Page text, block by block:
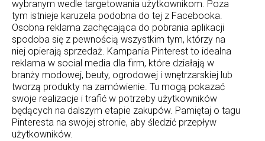
wybranym wedle targetowania użytkownikom. Poza
tym istnieje karuzela podobna do tej z Facebooka.
Osobna reklama zachęcająca do pobrania aplikacji
spodoba się z pewnością wszystkim tym, którzy na
niej opierają sprzedaż. Kampania Pinterest to idealna
reklama w social media dla firm, które działają w
branży modowej, beuty, ogrodowej i wnętrzarskiej lub
tworzą produkty na zamówienie. Tu mogą pokazać
swoje realizacje i trafić w potrzeby użytkowników
będących na dalszym etapie zakupów. Pamiętaj o tagu
Pinteresta na swojej stronie, aby śledzić przepływ
użytkowników.